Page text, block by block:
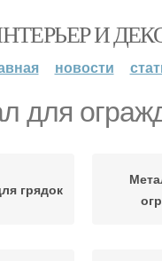
И
новости
для
грядок